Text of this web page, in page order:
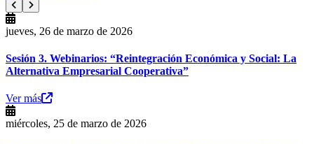
jueves, 26 de marzo de 2026
Sesión 3. Webinarios: “Reintegración Económica y Social: La
Alternativa Empresarial Cooperativa”
Ver más
miércoles, 25 de marzo de 2026